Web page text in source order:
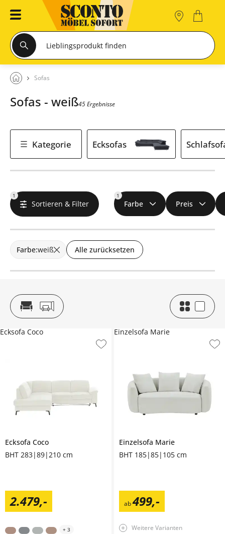
Sofas
Sofas - weiß45 Ergebnisse
Kategorie Ecksofas
1
Sortieren & Filter
1
Farbe Preis
Farbe:weiß Alle zurücksetzen
Ecksofa Coco
BHT 283|89|210 cm
2.479,-
Ecksofa Coco
+ 3
Einzelsofa Marie
BHT 185|85|105 cm
ab499,-
Einzelsofa Marie
Weitere Varianten